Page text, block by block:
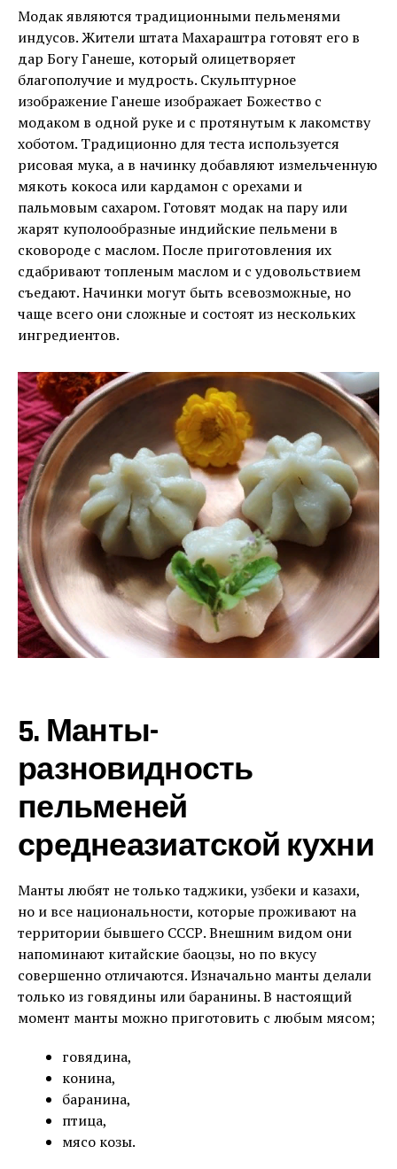
Модак являются традиционными пельменями
индусов. Жители штата Махараштра готовят его в
дар Богу Ганеше, который олицетворяет
благополучие и мудрость. Скульптурное
изображение Ганеше изображает Божество с
модаком в одной руке и с протянутым к лакомству
хоботом. Традиционно для теста используется
рисовая мука, а в начинку добавляют измельченную
мякоть кокоса или кардамон с орехами и
пальмовым сахаром. Готовят модак на пару или
жарят куполообразные индийские пельмени в
сковороде с маслом. После приготовления их
сдабривают топленым маслом и с удовольствием
съедают. Начинки могут быть всевозможные, но
чаще всего они сложные и состоят из нескольких
ингредиентов.
5. Манты-
разновидность
пельменей
среднеазиатской кухни
Манты любят не только таджики, узбеки и казахи,
но и все национальности, которые проживают на
территории бывшего СССР. Внешним видом они
напоминают китайские баоцзы, но по вкусу
совершенно отличаются. Изначально манты делали
только из говядины или баранины. В настоящий
момент манты можно приготовить с любым мясом;
говядина,
конина,
баранина,
птица,
мясо козы.